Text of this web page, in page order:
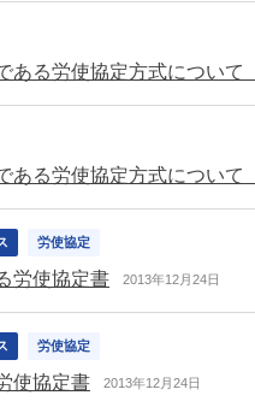
労使協定
労使協定書 2013年12月24日
労使協定
使協定書 2013年12月24日